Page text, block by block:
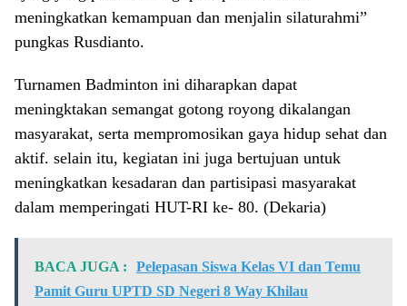
meningkatkan kemampuan dan menjalin silaturahmi”
pungkas Rusdianto.
Turnamen Badminton ini diharapkan dapat
meningktakan semangat gotong royong dikalangan
masyarakat, serta mempromosikan gaya hidup sehat dan
aktif. selain itu, kegiatan ini juga bertujuan untuk
meningkatkan kesadaran dan partisipasi masyarakat
dalam memperingati HUT-RI ke- 80. (Dekaria)
BACA JUGA :
Pelepasan Siswa Kelas VI dan Temu
Pamit Guru UPTD SD Negeri 8 Way Khilau